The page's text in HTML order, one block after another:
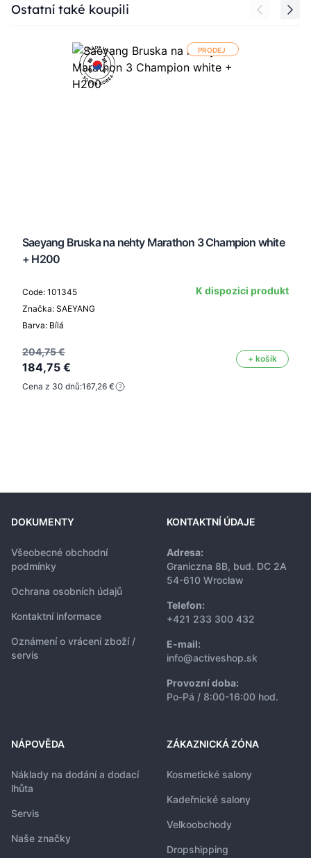
Press to skip carousel
Ostatní také koupili
PRODEJ
Saeyang Bruska na nehty Marathon 3 Champion white
+ H200
Code: 101345
Značka: SAEYANG
Barva: Bílá
K dispozici produkt
204,75 €
184,75 €
+ košík
Cena z 30 dnů:167,26 €
DOKUMENTY
Všeobecné obchodní
podmínky
Ochrana osobních údajů
Kontaktní informace
Oznámení o vrácení zboží /
servis
KONTAKTNÍ ÚDAJE
Adresa:
Graniczna 8B, bud. DC 2A
54-610 Wrocław
Telefon:
+421 233 300 432
E-mail:
info@activeshop.sk
Provozní doba:
Po-Pá / 8:00-16:00 hod.
NÁPOVĚDA
Náklady na dodání a dodací
lhůta
Servis
Naše značky
ZÁKAZNICKÁ ZÓNA
Kosmetické salony
Kadeřnické salony
Velkoobchody
Dropshipping